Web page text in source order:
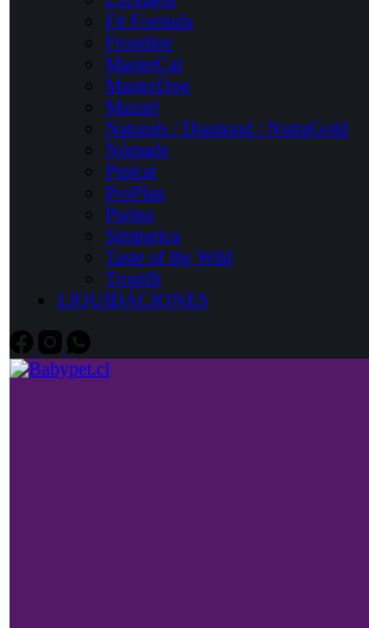
Fit Formula
Frontline
MasterCat
MasterDog
Mazuri
Naturals / Diamond / NutraGold
Nómade
Pipicat
ProPlan
Purina
Simparica
Taste of the Wild
Tropifit
LIQUIDACIONES